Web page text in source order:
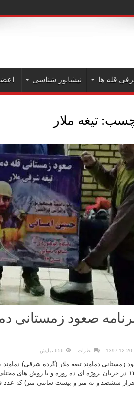
قله ها نیشابور شناسی
تیغه ملار
صعود زمستانی
1397-12-20 نظرات 656 نمایش
کشور در سال ۱۳۸۵ در جریان پروژه ای ده روزه و با روش